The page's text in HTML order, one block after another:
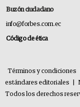
Buzón ciudadano
info@forbes.com.ec
Código de ética
Términos y condiciones
estándares editoriales
Todos los derechos